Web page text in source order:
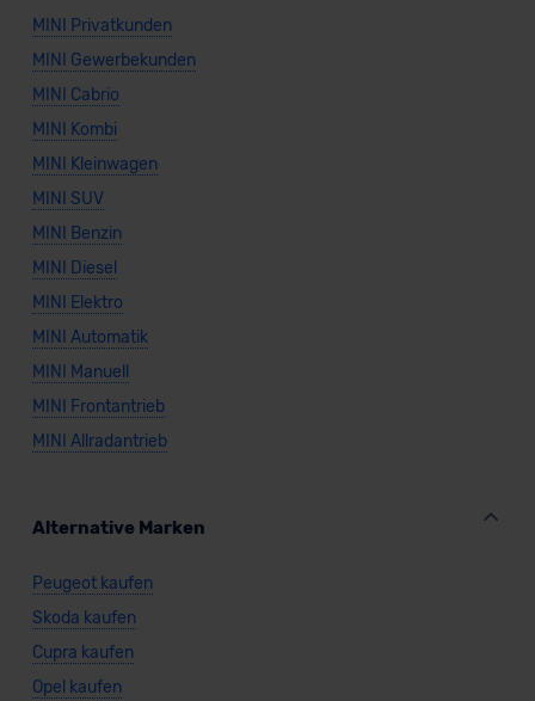
MINI Privatkunden
MINI Gewerbekunden
MINI Cabrio
MINI Kombi
MINI Kleinwagen
MINI SUV
MINI Benzin
MINI Diesel
MINI Elektro
MINI Automatik
MINI Manuell
MINI Frontantrieb
MINI Allradantrieb
Alternative Marken
Peugeot kaufen
Skoda kaufen
Cupra kaufen
Opel kaufen